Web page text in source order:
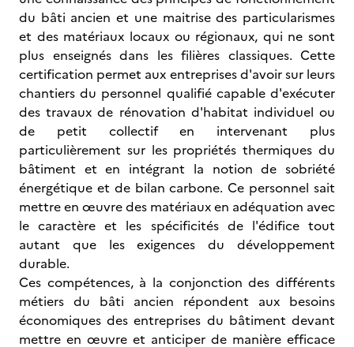
du bâti ancien et une maitrise des particularismes
et des matériaux locaux ou régionaux, qui ne sont
plus enseignés dans les filières classiques. Cette
certification permet aux entreprises d'avoir sur leurs
chantiers du personnel qualifié capable d'exécuter
des travaux de rénovation d'habitat individuel ou
de petit collectif en intervenant plus
particulièrement sur les propriétés thermiques du
bâtiment et en intégrant la notion de sobriété
énergétique et de bilan carbone. Ce personnel sait
mettre en œuvre des matériaux en adéquation avec
le caractère et les spécificités de l'édifice tout
autant que les exigences du développement
durable.
Ces compétences, à la conjonction des différents
métiers du bâti ancien répondent aux besoins
économiques des entreprises du bâtiment devant
mettre en œuvre et anticiper de manière efficace